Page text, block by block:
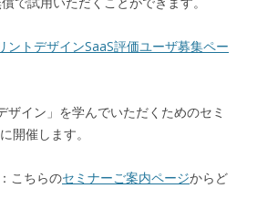
ントデザインSaaS評価ユーザ募集ペー
ザイン」を学んでいただくためのセミ
開催します。
こちらのセミナーご案内ページからど